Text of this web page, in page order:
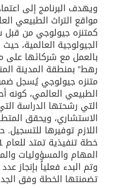
ويهدف البرنامج إلى
مواقع التراث الطبيعي
كمتنزه جيولوجي من قبل
الجيولوجية العالمية،
بالعمل مع شركائها
رهط” بمنطقة المدينة
متنزه جيولوجي يُسجل
الطبيعي العالمي، كونه
التي رشحتها الدراسة
الاستشاري، ويحقق
اللازم توفيرها
المهام والمسؤوليات
وتم البدء فعلياً بإنجاز
تضمنتها الخطة وفق